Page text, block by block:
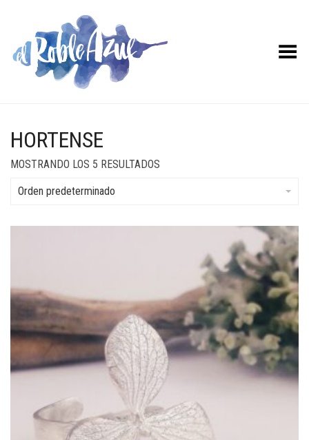
Menú desplegable
HORTENSE
MOSTRANDO LOS 5 RESULTADOS
Orden predeterminado